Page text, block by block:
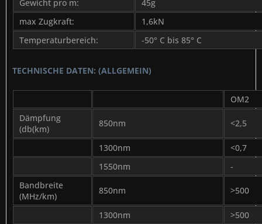
Gewicht pro m:
45g
max Zugkraft:
1,6kN
Temperaturbereich:
-50° C bis 85° C
TECHNISCHE DATEN: (ALLGEMEIN)
OM2
Dämpfung
(db(km)
850nm <2,5
1300nm
<0,7
1550nm
-
Bandbreite
(MHz/km)
850nm >500
1300nm
>500